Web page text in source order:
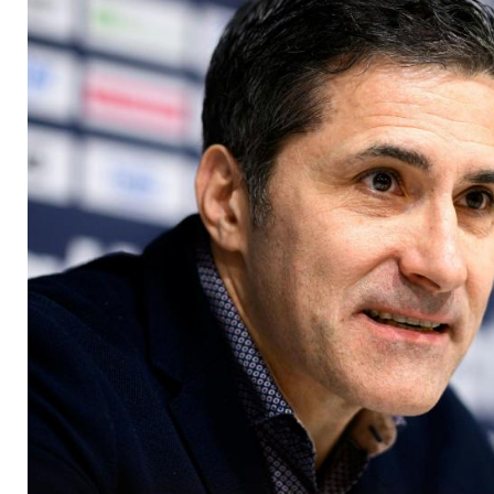
testen gegen